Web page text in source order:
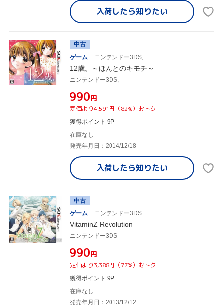
入荷したら知りたい
中古
ゲーム
ニンテンドー3DS,
12歳。～ほんとのキモチ～
ニンテンドー3DS,
¥990円
定価より4,591円（82%）おトク
獲得ポイント 9P
在庫なし
発売年月日：2014/12/18
入荷したら知りたい
中古
ゲーム
ニンテンドー3DS
VitaminZ Revolution
ニンテンドー3DS
¥990円
定価より3,388円（77%）おトク
獲得ポイント 9P
在庫なし
発売年月日：2013/12/12